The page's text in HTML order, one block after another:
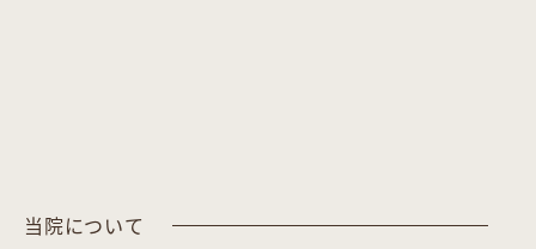
当院について